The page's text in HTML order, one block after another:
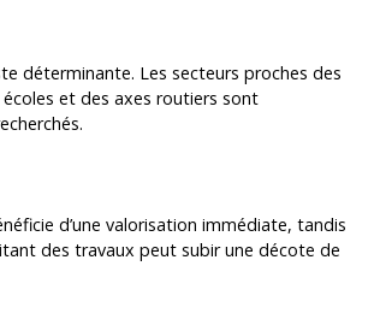
déterminante. Les secteurs proches des
et des axes routiers sont
d’une valorisation immédiate, tandis
des travaux peut subir une décote de